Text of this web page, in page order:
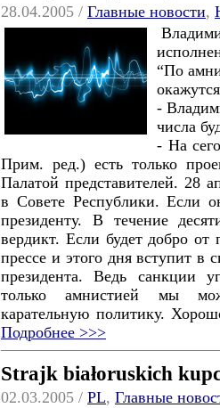
28.04.2005 / Главные новости,
“По
-
числа
- На
Прим. ред.) есть только
Палатой представителей. 28
в Совете Республики. Если
президенту. В течение
вердикт. Если будет добро от
прессе и этого дня вступит в
президента. Ведь санкции
только амнистией мы
карательную политику.
Подробнее >>>
Strajk białoruskich
02.03.2005 / PL, Главные